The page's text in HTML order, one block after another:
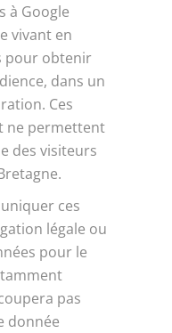
à Google
vivant en
pour obtenir
dans un
Ces
ne permettent
des visiteurs
ces
légale ou
pour le
pas
donnée